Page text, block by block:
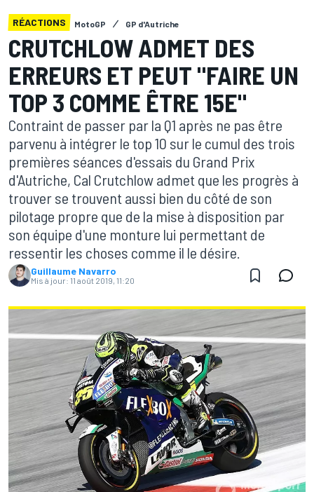
RÉACTIONS MotoGP GP d'Autriche
CRUTCHLOW ADMET DES
ERREURS ET PEUT "FAIRE UN
TOP 3 COMME ÊTRE 15E"
Contraint de passer par la Q1 après ne pas être
parvenu à intégrer le top 10 sur le cumul des trois
premières séances d'essais du Grand Prix
d'Autriche, Cal Crutchlow admet que les progrès à
trouver se trouvent aussi bien du côté de son
pilotage propre que de la mise à disposition par
son équipe d'une monture lui permettant de
ressentir les choses comme il le désire.
Guillaume Navarro
Mis à jour: 11 août 2019, 11:20